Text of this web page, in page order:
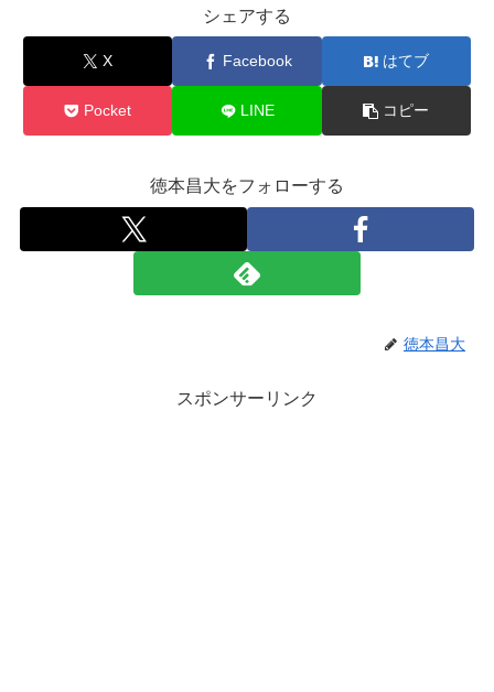
シェアする
X Facebook はてブ
Pocket LINE コピー
徳本昌大をフォローする
徳本昌大
スポンサーリンク